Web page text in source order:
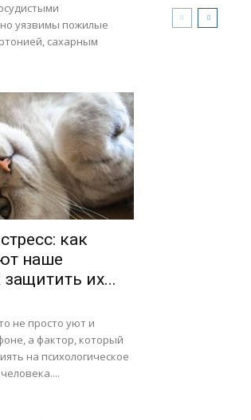
уязвимы пожилые
сахарным
как
наше
их...
не просто уют и
а фактор, который
на психологическое